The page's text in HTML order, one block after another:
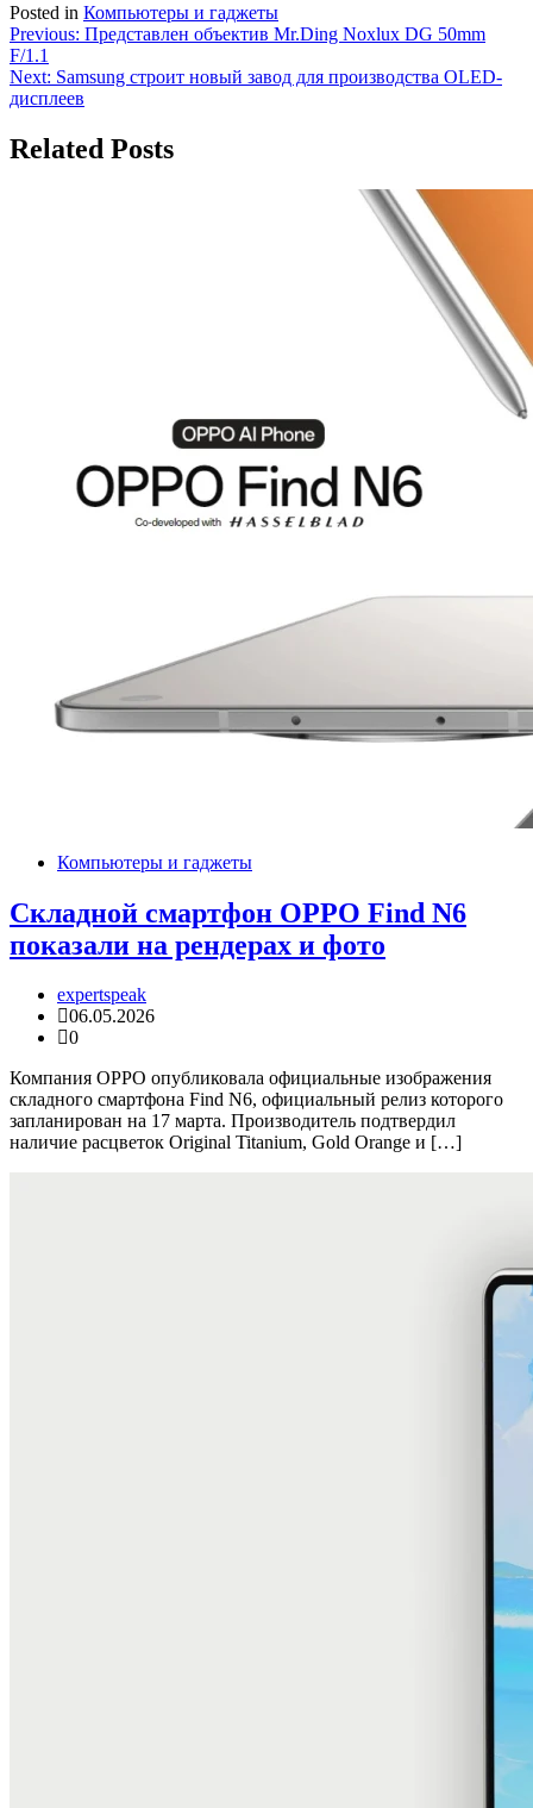
Posted in Компьютеры и гаджеты
Навигация
по
записям
Previous: Представлен объектив Mr.Ding Noxlux DG 50mm
F/1.1
Next: Samsung строит новый завод для производства OLED-
дисплеев
Related Posts
Компьютеры и гаджеты
Складной смартфон OPPO Find N6
показали на рендерах и фото
expertspeak
06.05.2026
0
Компания OPPO опубликовала официальные изображения
складного смартфона Find N6, официальный релиз которого
запланирован на 17 марта. Производитель подтвердил
наличие расцветок Original Titanium, Gold Orange и […]